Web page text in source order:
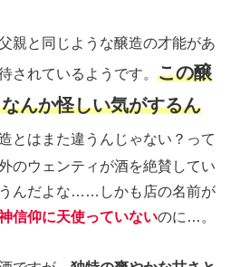
親と同じような醸造の才能があ
されているようです。 この醸
んか怪しい気がするん
とはまた違うんじゃない？って
のウェンティが酒を絶賛してい
んだよな……しかも店の名前が
信仰に天使っていないのに…。